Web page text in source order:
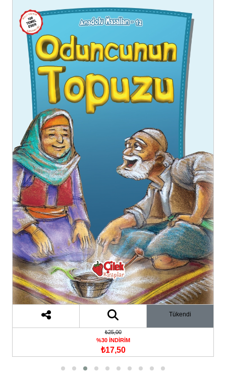
Tükendi
₺25,00
%30 İNDİRİM
₺17,50